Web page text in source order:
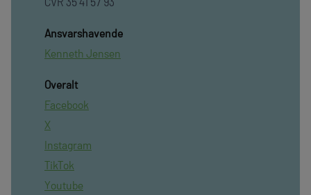
Ansvarshavende
Kenneth Jensen
Overalt
Facebook
X
Instagram
TikTok
Youtube